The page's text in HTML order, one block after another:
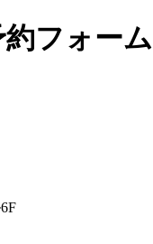
フォーム